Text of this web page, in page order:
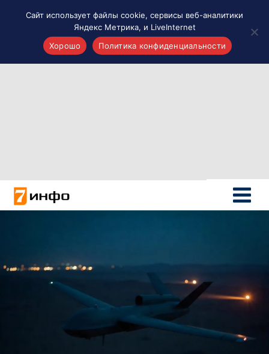
Новости России
Политика
Новости мира
ПОИСК ПО САЙТУ
Сайт использует файлы cookie, сервисы веб-аналитики
Яндекс Метрика, и LiveInternet
Хорошо
Политика конфиденциальности